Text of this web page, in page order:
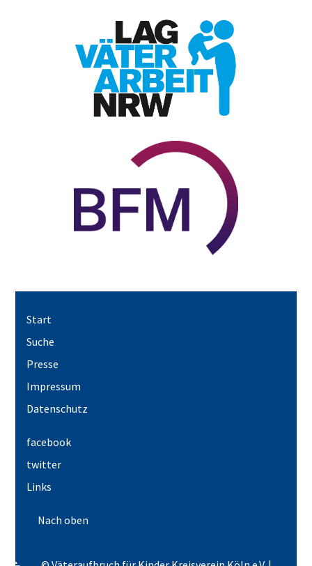
Start
Suche
Presse
Impressum
Datenschutz
facebook
twitter
Links
Nach oben